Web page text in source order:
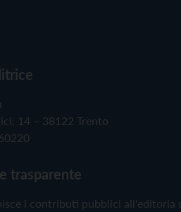
14 – 38122 Trento
trasparente
i contributi pubblici all'editoria